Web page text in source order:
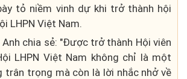
tỏ niềm vinh dự khi trở thành hội
LHPN Việt Nam.
Anh chia sẻ: "Được trở thành Hội viên
LHPN Việt Nam không chỉ là một
trân trọng mà còn là lời nhắc nhở về